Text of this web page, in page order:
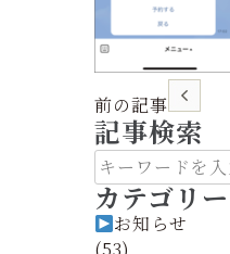
前の記事
記事検索
カテゴリー
お知らせ